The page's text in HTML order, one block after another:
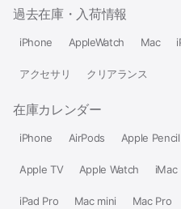
過去在庫・入荷情報
iPhone AppleWatch Mac
アクセサリ クリアランス
在庫カレンダー
iPhone AirPods Apple Pencil
Apple TV Apple Watch iMac
iPad Pro Mac mini Mac Pro